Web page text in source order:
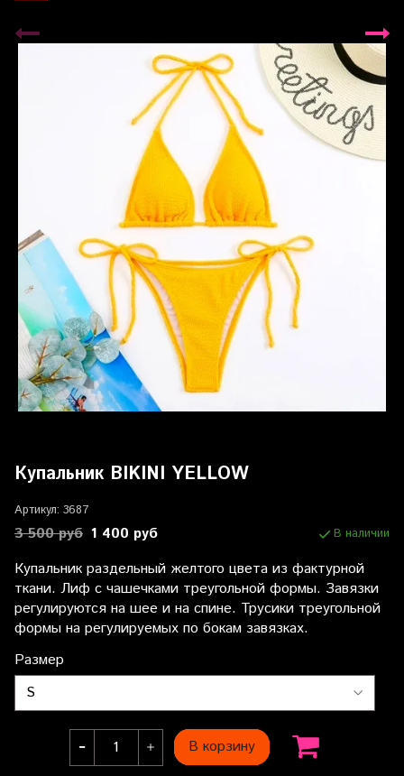
Купальник BIKINI YELLOW
Артикул: 3687
3 500 руб 1 400 руб В наличии
Купальник раздельный желтого цвета из фактурной
ткани. Лиф с чашечками треугольной формы. Завязки
регулируются на шее и на спине. Трусики треугольной
формы на регулируемых по бокам завязках.
Размер
В корзину